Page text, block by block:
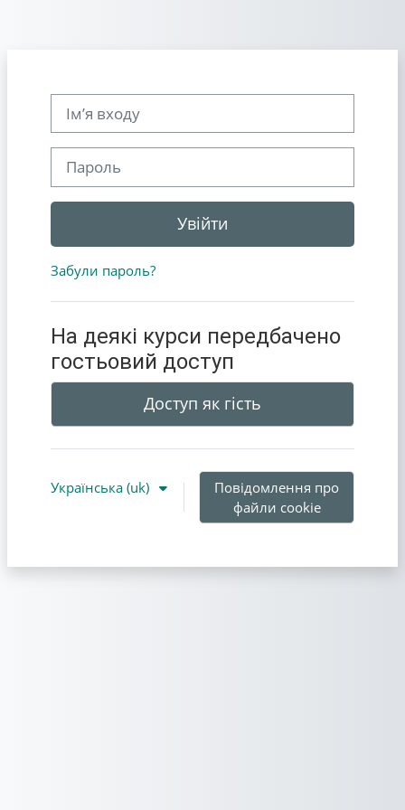
Увійти
Забули пароль?
На деякі курси передбачено
гостьовий доступ
Доступ як гість
Українська ‎(uk)‎
Повідомлення про
файли cookie